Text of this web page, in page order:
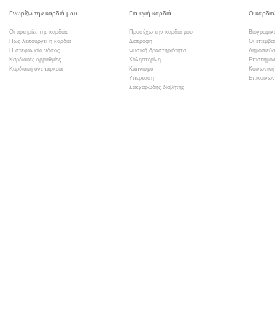
Γνωρίζω την καρδιά μου
Οι αρτηρίες της καρδιάς
Πώς λειτουργεί η καρδιά
Η στεφανιαία νόσος
Καρδιακές αρρυθμίες
Καρδιακή ανεπάρκεια
Για υγιή καρδιά
Προσέχω την καρδιά μου
Διατροφή
Φυσική δραστηριότητα
Χοληστερίνη
Κάπνισμα
Υπέρταση
Σακχαρώδης διαβήτης
Ο
Οι